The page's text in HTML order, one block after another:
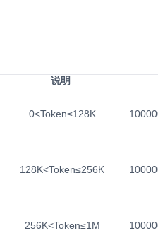
说明
0<Token≤128K
128K<Token≤256K
256K<Token≤1M